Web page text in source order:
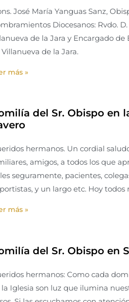
José María Yanguas Sanz,
Diocesanos: Rvdo.
de la Jara y Encargado de
de la Jara.
más »
del Sr. Obispo en
hermanos. Un cordial
amigos, a todos los que
seguramente, pacientes,
y un largo etc. Hoy todos
más »
del Sr. Obispo en
hermanos: Como cada
Iglesia son luz que ilumina